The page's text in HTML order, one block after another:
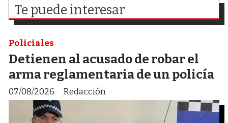
Te puede interesar
Detienen al acusado de robar el
arma reglamentaria de un policía
Redacción
Policiales
07/08/2026